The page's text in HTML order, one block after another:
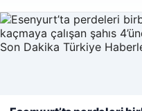
Enes Kaplan
Nisan 28, 2026